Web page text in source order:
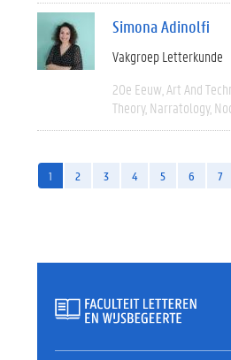
Simona Adinolfi
Vakgroep Letterkunde
20e Eeuw Art And
Theory Narratology
1 2 3 4 5 6 7